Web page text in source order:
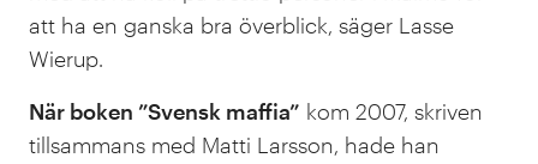
att ha en ganska bra överblick, säger Lasse
Wierup.
När boken ”Svensk maffia” kom 2007, skriven
tillsammans med Matti Larsson, hade han